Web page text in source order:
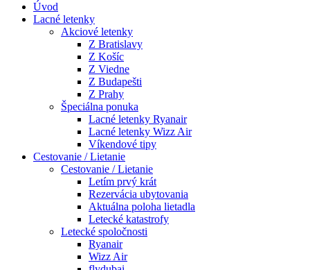
Úvod
Lacné letenky
Akciové letenky
Z Bratislavy
Z Košíc
Z Viedne
Z Budapešti
Z Prahy
Špeciálna ponuka
Lacné letenky Ryanair
Lacné letenky Wizz Air
Víkendové tipy
Cestovanie / Lietanie
Cestovanie / Lietanie
Letím prvý krát
Rezervácia ubytovania
Aktuálna poloha lietadla
Letecké katastrofy
Letecké spoločnosti
Ryanair
Wizz Air